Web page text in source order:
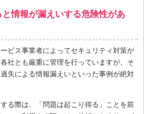
情報が漏えいする危険性があ
ビス事業者によってセキュリティ対策が
社とも厳重に管理を行っていますが、そ
失による情報漏えいといった事例が絶対
る際は、「問題は起こり得る」ことを前